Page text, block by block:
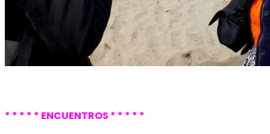
* * * * * ENCUENTROS * * * * *